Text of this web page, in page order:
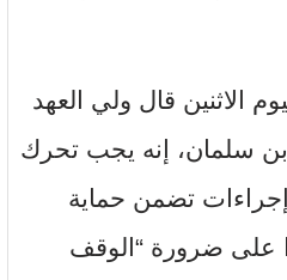
الاثنين قال ولي العهد
بن سلمان، إنه يجب تحرك
إجراءات تضمن حماية
على ضرورة “الوقف